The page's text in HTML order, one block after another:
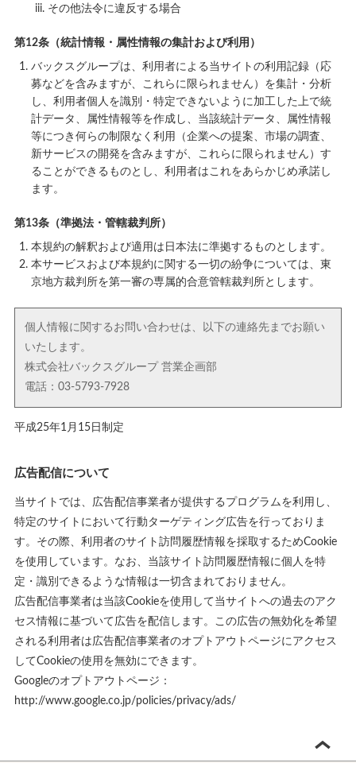
その他法令に違反する場合
第12条（統計情報・属性情報の集計および利用）
バックスグループは、利用者による当サイトの利用記録（応
募などを含みますが、これらに限られません）を集計・分析
し、利用者個人を識別・特定できないように加工した上で統
計データ、属性情報等を作成し、当該統計データ、属性情報
等につき何らの制限なく利用（企業への提案、市場の調査、
新サービスの開発を含みますが、これらに限られません）す
ることができるものとし、利用者はこれをあらかじめ承諾し
ます。
第13条（準拠法・管轄裁判所）
本規約の解釈および適用は日本法に準拠するものとします。
本サービスおよび本規約に関する一切の紛争については、東
京地方裁判所を第一審の専属的合意管轄裁判所とします。
個人情報に関するお問い合わせは、以下の連絡先までお願い
いたします。
株式会社バックスグループ 営業企画部
電話：03-5793-7928
平成25年1月15日制定
広告配信について
当サイトでは、広告配信事業者が提供するプログラムを利用し、
特定のサイトにおいて行動ターゲティング広告を行っておりま
す。その際、利用者のサイト訪問履歴情報を採取するためCookie
を使用しています。なお、当該サイト訪問履歴情報に個人を特
定・識別できるような情報は一切含まれておりません。
広告配信事業者は当該Cookieを使用して当サイトへの過去のアク
セス情報に基づいて広告を配信します。この広告の無効化を希望
される利用者は広告配信事業者のオプトアウトページにアクセス
してCookieの使用を無効にできます。
Googleのオプトアウトページ：
http://www.google.co.jp/policies/privacy/ads/